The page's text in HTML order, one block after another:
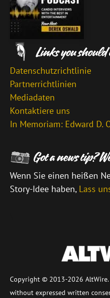
Datenschutzrichtlinie
Partnerrichtlinien
Mediadaten
Kontaktiere uns
In Memoriam: Edward D.
Wenn Sie einen heißen
Story-Idee haben, Lass
Copyright © 2013-2026
without expressed written